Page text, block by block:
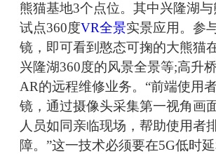
熊猫基地3个点位。其中兴隆湖
试点360度VR全景实景应用。参
镜，即可看到憨态可掬的大熊猫
兴隆湖360度的风景全景等;高升
AR的远程维修业务。“前端使用
镜，通过摄像头采集第一视角画
人员如同亲临现场，帮助使用者
障。”这一技术必须要在5G低时